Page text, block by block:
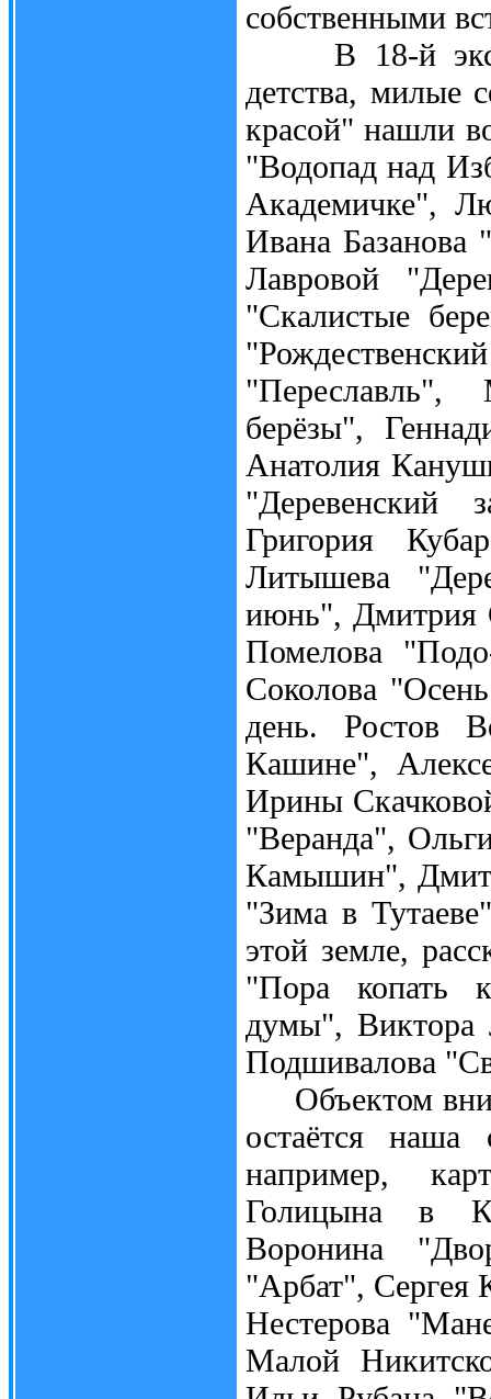
собственными
В 18-й
детства, милые
красой" нашли
"Водопад над
Академичке",
Ивана
Лавровой
"Скалистые
берёзы",
Анатолия
"Деревенский
Григория
Литышева
июнь", Дмитрия
Помелова
Соколова
день. Ростов
Кашине",
Ирины
"Веранда",
Камышин",
"Зима в
этой земле,
"Пора копать
думы", Виктора
Подшивалова
Объектом
остаётся
например,
Голицына в
Воронина
"Арбат", Сергея
Нестерова
Малой